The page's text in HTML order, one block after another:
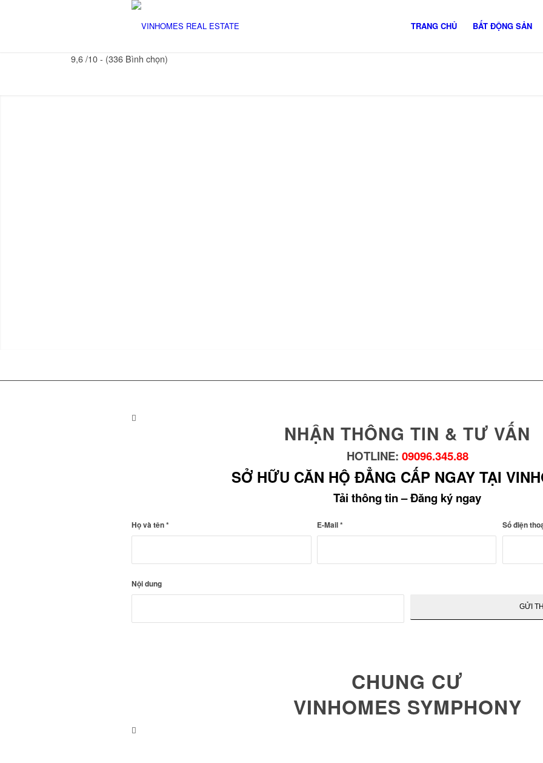
TRANG CHỦ BẤT ĐỘNG SẢN
9,6 /10 - (336 Bình chọn)
NHẬN THÔNG TIN & TƯ VẤN
HOTLINE: 09096.345.88
SỞ HỮU CĂN HỘ ĐẲNG CẤP NGAY TẠI
Tải thông tin – Đăng ký ngay
Họ và tên* E-Mail* Số điện
Nội dung
CHUNG CƯ
VINHOMES SYMPHONY